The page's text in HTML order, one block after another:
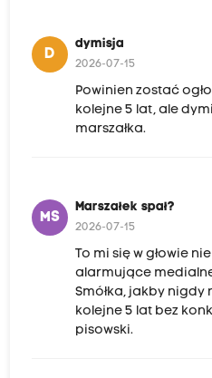
D
dymisja
2026-07-15
Powinien zostać
kolejne 5 lat, ale
marszałka.
MS
Marszałek spał?
2026-07-15
To mi się w głowie
alarmujące
Smółka, jakby nigdy
kolejne 5 lat bez
pisowski.